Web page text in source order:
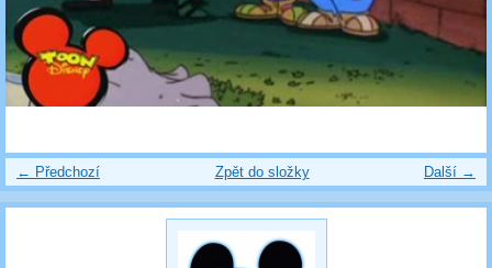
← Předchozí Další →
Zpět do složky